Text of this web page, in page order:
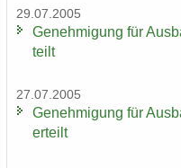
29.07.2005
Ge­neh­mi­gung für
teilt
27.07.2005
Ge­neh­mi­gung für
er­teilt